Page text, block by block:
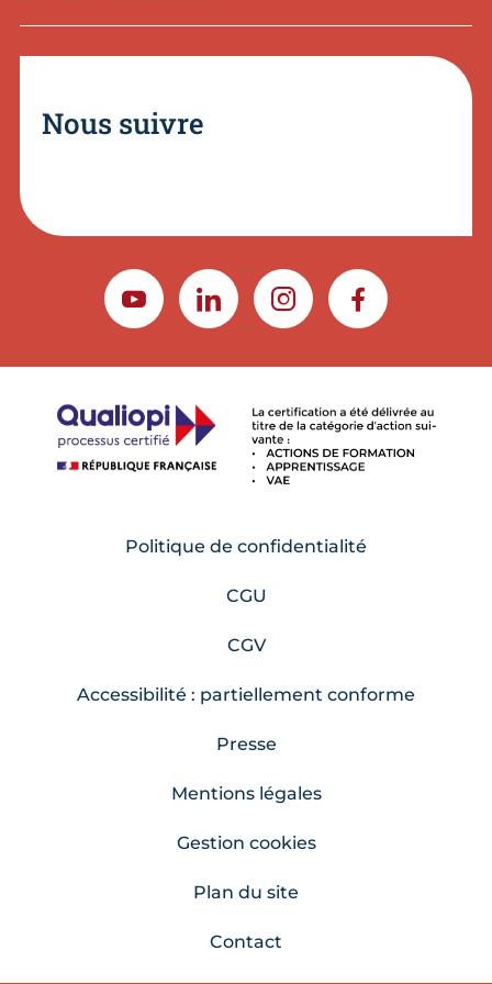
Nous suivre
YOUTUBELINKEDININSTAGRAMFACEBOOK
Politique de confidentialité
CGU
CGV
Accessibilité : partiellement conforme
Presse
Mentions légales
Gestion cookies
Plan du site
Contact